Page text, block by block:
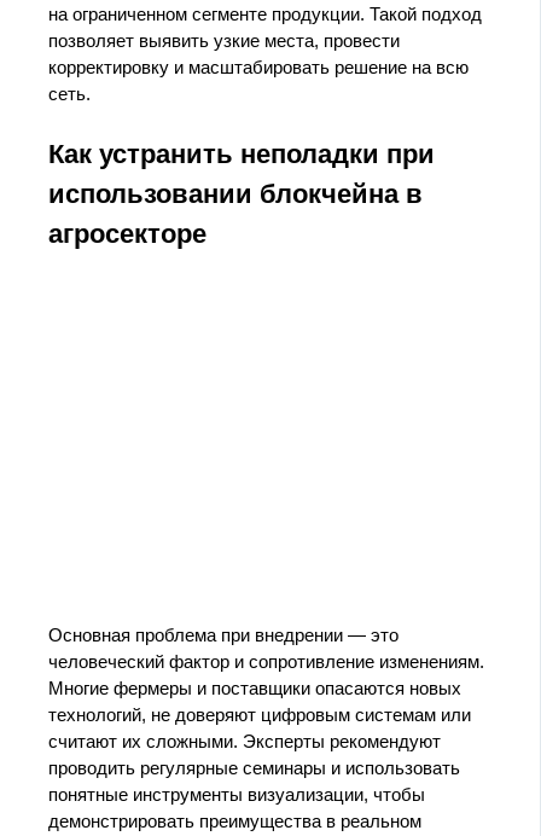
на ограниченном сегменте продукции. Такой подход
позволяет выявить узкие места, провести
корректировку и масштабировать решение на всю
сеть.
Как устранить неполадки при
использовании блокчейна в
агросекторе
Основная проблема при внедрении — это
человеческий фактор и сопротивление изменениям.
Многие фермеры и поставщики опасаются новых
технологий, не доверяют цифровым системам или
считают их сложными. Эксперты рекомендуют
проводить регулярные семинары и использовать
понятные инструменты визуализации, чтобы
демонстрировать преимущества в реальном